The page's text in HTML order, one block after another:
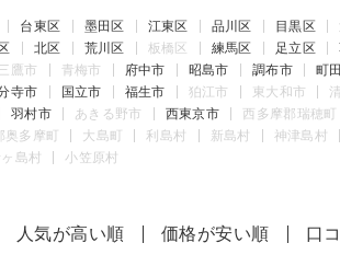
台東区 墨田区 江東区 品川区 目黒区
北区 荒川区 板橋区 練馬区 足立区
鷹市 青梅市 府中市 昭島市 調布市
町
寺市 国立市 福生市 狛江市 東大和市
羽村市 あきる野市 西東京市
西多摩郡瑞穂町
多摩町 大島町 利島村 新島村
神津島村
島村 小笠原村
人気が高い順 価格が安い順 口